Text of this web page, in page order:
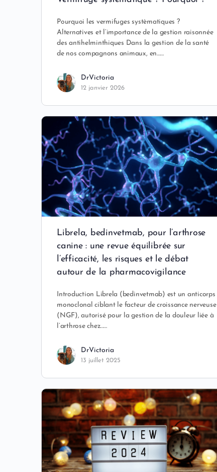
Pourquoi les vermifuges systèmatiques ?
Alternatives et l’importance de la gestion raisonnée
des antihelminthiques Dans la gestion de la santé
de nos compagnons animaux, en……
DrVictoria
12 janvier 2026
Librela, bedinvetmab, pour l’arthrose
canine : une revue équilibrée sur
l’efficacité, les risques et le débat
autour de la pharmacovigilance
Introduction Librela (bedinvetmab) est un anticorps
monoclonal ciblant le facteur de croissance nerveuse
(NGF), autorisé pour la gestion de la douleur liée à
l’arthrose chez……
DrVictoria
13 juillet 2025